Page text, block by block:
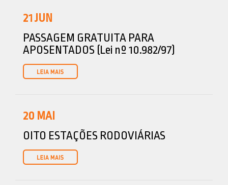
21JUN
PASSAGEM GRATUITA PARA
APOSENTADOS (Lei nº 10.982/97)
20 MAI
OITO ESTAÇÕES RODOVIÁRIAS